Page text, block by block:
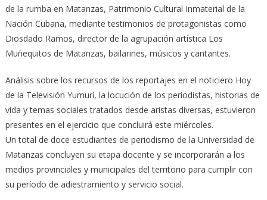
de la rumba en Matanzas, Patrimonio Cultural Inmaterial de la
Nación Cubana, mediante testimonios de protagonistas como
Diosdado Ramos, director de la agrupación artística Los
Muñequitos de Matanzas, bailarines, músicos y cantantes.
Análisis sobre los recursos de los reportajes en el noticiero Hoy
de la Televisión Yumurí, la locución de los periodistas, historias de
vida y temas sociales tratados desde aristas diversas, estuvieron
presentes en el ejercicio que concluirá este miércoles.
Un total de doce estudiantes de periodismo de la Universidad de
Matanzas concluyen su etapa docente y se incorporarán a los
medios provinciales y municipales del territorio para cumplir con
su período de adiestramiento y servicio social.